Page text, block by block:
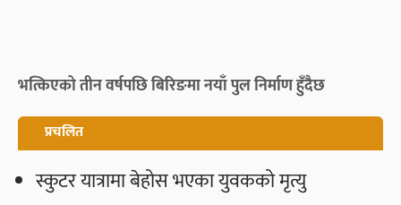
भत्किएको तीन वर्षपछि बिरिङमा नयाँ पुल निर्माण हुँदैछ
प्रचलित
स्कुटर यात्रामा बेहोस भएका युवकको मृत्यु